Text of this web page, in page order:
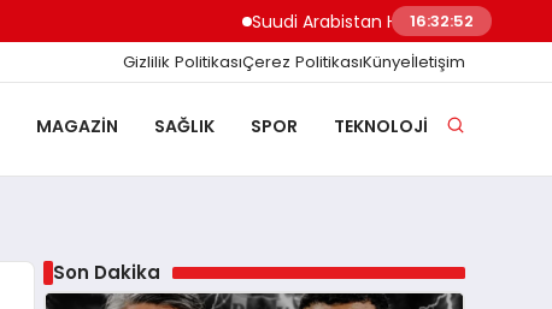
Suudi Arabistan Hudeyde Limanı’nı
16:32:53
Gizlilik PolitikasıÇerez PolitikasıKünyeİletişim
MAGAZIN SAĞLIK SPOR TEKNOLOJI
Son Dakika